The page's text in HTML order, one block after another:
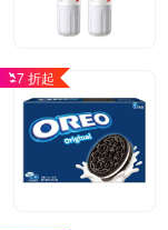
7 折起